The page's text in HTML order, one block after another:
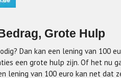
Grote Hulp
Dan kan een lening van 100
een grote hulp zijn. Of het nu
lening van 100 euro kan net dat